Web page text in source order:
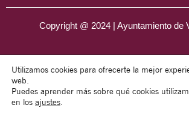
Copyright @ 2024 | Ayuntamiento de
Utilizamos cookies para ofrecerte la mejor
web.
Puedes aprender más sobre qué cookies
en los ajustes